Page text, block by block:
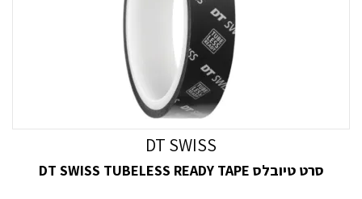
DT SWISS
סרט טיובלס DT SWISS TUBELESS READY TAPE